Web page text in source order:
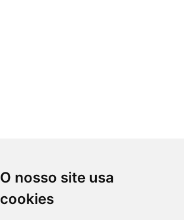
O nosso site usa
cookies